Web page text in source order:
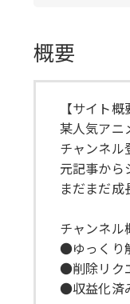
概要
【サイト
某人気アニ
チャンネル
元記事から
まだまだ成
チャンネル
●ゆっくり
●削除リク
●収益化済